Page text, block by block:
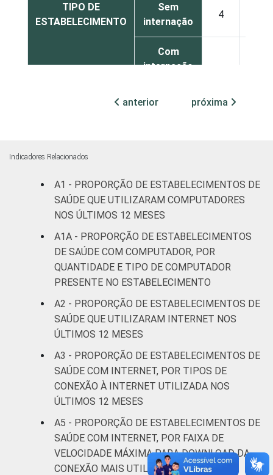
TIPO DE
ESTABELECIMENTO
Sem
internação
4
Com
internação
Serviço de
apoio à
terapia
LOCALIZAÇÃO Capital 1
Interior 5 12
"Base: 81.921 estabelecimentos de saúde
que declararam ter utilizado Internet nos
últimos 12 meses em relação ao momento
da entrevista. Respostas estimuladas. Cada
item apresentado se refere apenas aos
resultados da alternativa ""sim"". Dados
coletados entre novembro de 2015 e abril de
2016."
anterior próxima
Indicadores Relacionados
A1 - PROPORÇÃO DE ESTABELECIMENTOS DE
SAÚDE QUE UTILIZARAM COMPUTADORES
NOS ÚLTIMOS 12 MESES
A1A - PROPORÇÃO DE ESTABELECIMENTOS
DE SAÚDE COM COMPUTADOR, POR
QUANTIDADE E TIPO DE COMPUTADOR
PRESENTE NO ESTABELECIMENTO
A2 - PROPORÇÃO DE ESTABELECIMENTOS DE
SAÚDE QUE UTILIZARAM INTERNET NOS
ÚLTIMOS 12 MESES
A3 - PROPORÇÃO DE ESTABELECIMENTOS DE
SAÚDE COM INTERNET, POR TIPOS DE
CONEXÃO À INTERNET UTILIZADA NOS
ÚLTIMOS 12 MESES
A5 - PROPORÇÃO DE ESTABELECIMENTOS DE
SAÚDE COM INTERNET, POR FAIXA DE
VELOCIDADE MÁXIMA PARA DOWNLOAD DA
CONEXÃO MAIS UTILIZADA